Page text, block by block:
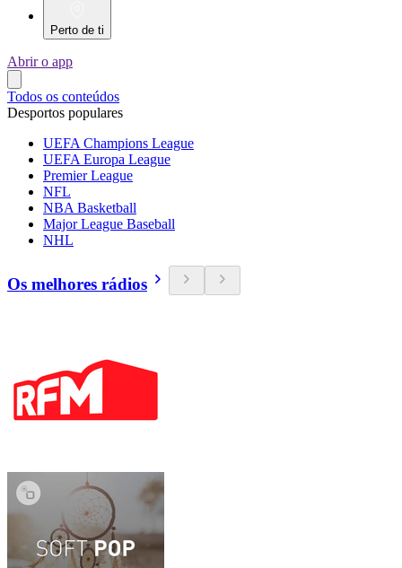
Perto de ti
Abrir o app
Todos os conteúdos
Desportos populares
UEFA Champions League
UEFA Europa League
Premier League
NFL
NBA Basketball
Major League Baseball
NHL
Os melhores rádios